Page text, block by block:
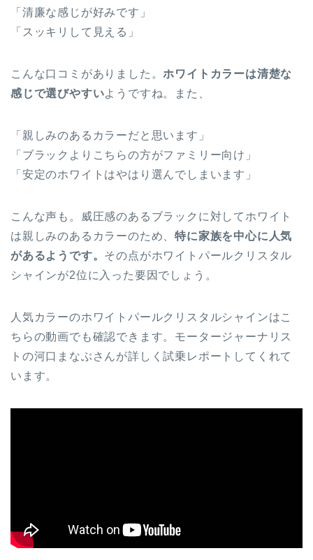
「清廉な感じが好みです」
「スッキリして見える」
こんな口コミがありました。ホワイトカラーは清楚な
感じで選びやすいようですね。また、
「親しみのあるカラーだと思います」
「ブラックよりこちらの方がファミリー向け」
「安定のホワイトはやはり選んでしまいます」
こんな声も。威圧感のあるブラックに対してホワイト
は親しみのあるカラーのため、特に家族を中心に人気
があるようです。 その点がホワイトパールクリスタル
シャインが2位に入った要因でしょう。
人気カラーのホワイトパールクリスタルシャインはこ
ちらの動画でも確認できます。モータージャーナリス
トの河口まなぶさんが詳しく試乗レポートしてくれて
います。